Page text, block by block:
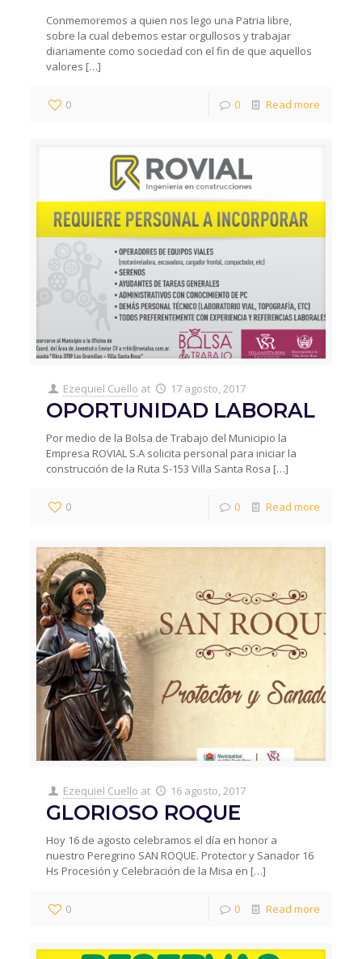
Conmemoremos a quien nos lego una Patria libre,
sobre la cual debemos estar orgullosos y trabajar
diariamente como sociedad con el fin de que aquellos
valores […]
0 0 Read more
Ezequiel Cuello at 17 agosto, 2017
OPORTUNIDAD LABORAL
Por medio de la Bolsa de Trabajo del Municipio la
Empresa ROVIAL S.A solicita personal para iniciar la
construcción de la Ruta S-153 Villa Santa Rosa […]
0 0 Read more
Ezequiel Cuello at 16 agosto, 2017
GLORIOSO ROQUE
Hoy 16 de agosto celebramos el día en honor a
nuestro Peregrino SAN ROQUE. Protector y Sanador 16
Hs Procesión y Celebración de la Misa en […]
0 0 Read more